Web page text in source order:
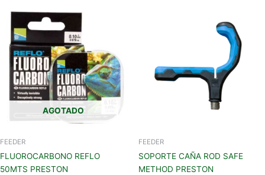
AGOTADO
FEEDER
FLUOROCARBONO REFLO
50MTS PRESTON
múltiples
variantes.
Las
opciones
se
pueden
la
FEEDER
SOPORTE CAÑA ROD SAFE
METHOD PRESTON